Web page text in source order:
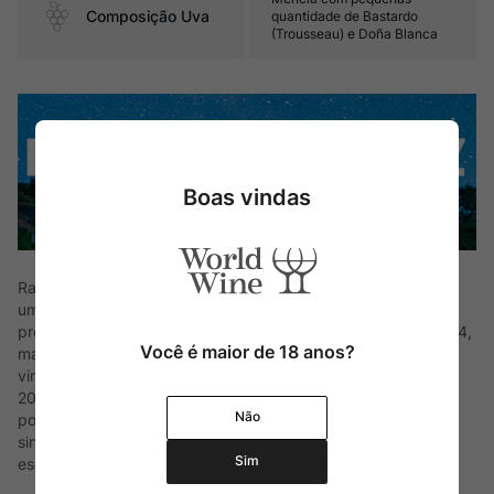
Composição Uva
quantidade de Bastardo
(Trousseau) e Doña Blanca
Raúl Pérez é um mago da viticultura espanhola, considerado
um dos enólogos mais visionários do mundo. Desde que
produziu sua primeira safra na vinícola de sua família em 1994,
mantém o perfil de exercer a mínima interferência em seus
vinhos, expressando o máximo de cada terroir. Com mais de
200 rótulos avaliados pela revista The Wine Advocate e
pouquíssimas garrafas elaboradas anualmente, cria vinhos
singulares, altamente avaliados em seus lançamentos e
esgotado em poucas horas.
Boas vindas
Você é maior de 18 anos?
Não
Sim